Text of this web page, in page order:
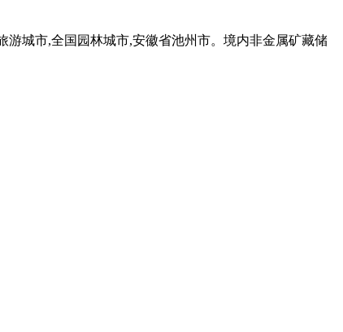
游城市,全国园林城市,安徽省池州市。境内非金属矿藏储